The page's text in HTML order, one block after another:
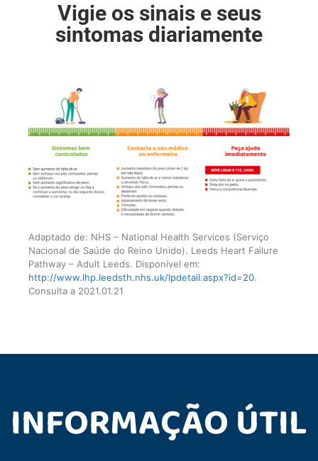
Vigie os sinais e seus
sintomas diariamente
Adaptado de: NHS – National Health Services (Serviço
Nacional de Saúde do Reino Unido). Leeds Heart Failure
Pathway – Adult Leeds. Disponível em:
http://www.lhp.leedsth.nhs.uk/lpdetail.aspx?id=20.
Consulta a 2021.01.21
INFORMAÇÃO ÚTIL